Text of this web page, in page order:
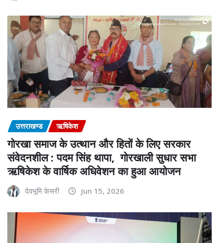
उत्तराखण्ड ऋषिकेश
गोरखा समाज के उत्थान और हितों के लिए सरकार
संवेदनशील : पदम सिंह थापा, गोरखाली सुधार सभा
ऋषिकेश के वार्षिक अधिवेशन का हुआ आयोजन
देवभूमि केसरी Jun 15, 2026